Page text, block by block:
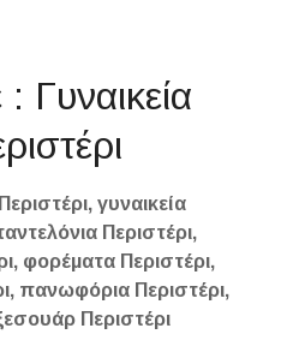
Γυναικεία
Περιστέρι, γυναικεία
Περιστέρι,
φορέματα Περιστέρι,
πανωφόρια Περιστέρι,
Περιστέρι